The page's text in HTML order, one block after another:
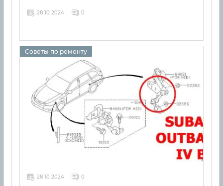
28 10 2024 0
Советы по ремонту
28 10 2024 0